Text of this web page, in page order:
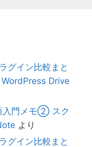
グイン比較まと
Drive
入門メモ② スク
より
グイン比較まと